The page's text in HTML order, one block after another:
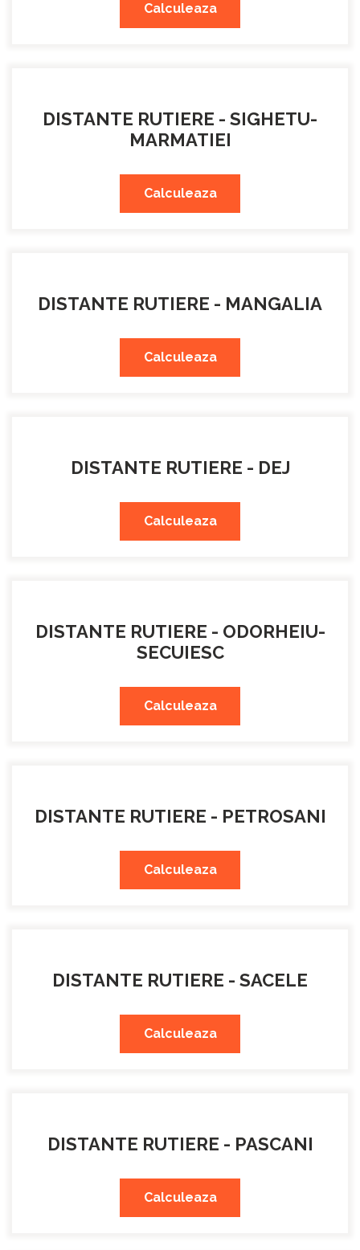
Calculeaza
DISTANTE RUTIERE - SIGHETU-
MARMATIEI
Calculeaza
DISTANTE RUTIERE - MANGALIA
Calculeaza
DISTANTE RUTIERE - DEJ
Calculeaza
DISTANTE RUTIERE - ODORHEIU-
SECUIESC
Calculeaza
DISTANTE RUTIERE - PETROSANI
Calculeaza
DISTANTE RUTIERE - SACELE
Calculeaza
DISTANTE RUTIERE - PASCANI
Calculeaza